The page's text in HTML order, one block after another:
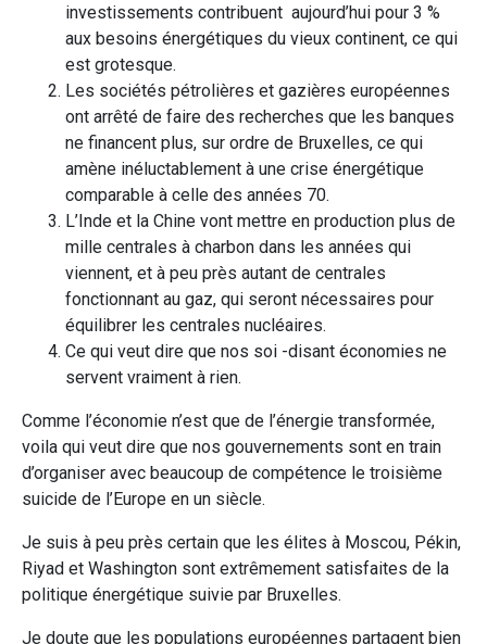
investissements contribuent aujourd’hui pour 3 %
aux besoins énergétiques du vieux continent, ce qui
est grotesque.
Les sociétés pétrolières et gazières européennes
ont arrêté de faire des recherches que les banques
ne financent plus, sur ordre de Bruxelles, ce qui
amène inéluctablement à une crise énergétique
comparable à celle des années 70.
L’Inde et la Chine vont mettre en production plus de
mille centrales à charbon dans les années qui
viennent, et à peu près autant de centrales
fonctionnant au gaz, qui seront nécessaires pour
équilibrer les centrales nucléaires.
Ce qui veut dire que nos soi -disant économies ne
servent vraiment à rien.
Comme l’économie n’est que de l’énergie transformée,
voila qui veut dire que nos gouvernements sont en train
d’organiser avec beaucoup de compétence le troisième
suicide de l’Europe en un siècle.
Je suis à peu près certain que les élites à Moscou, Pékin,
Riyad et Washington sont extrêmement satisfaites de la
politique énergétique suivie par Bruxelles.
Je doute que les populations européennes partagent bien